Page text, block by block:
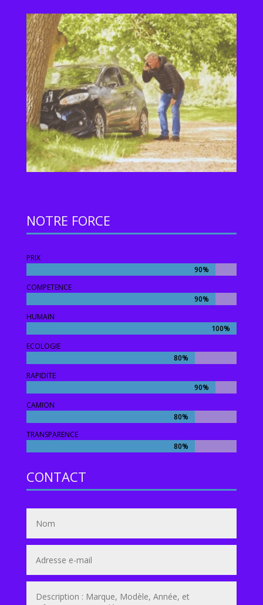
NOTRE FORCE
PRIX
90%
90%
COMPETENCE
90%
90%
HUMAIN
100%
100%
ECOLOGIE
80%
80%
RAPIDITE
90%
90%
CAMION
80%
80%
TRANSPARENCE
80%
80%
CONTACT